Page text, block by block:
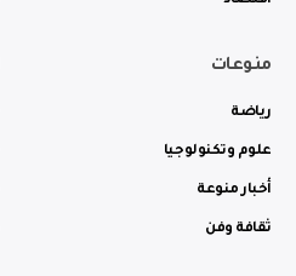
منوعات
رياضة
علوم وتكنولوجيا
أخبار منوعة
ثقافة وفن